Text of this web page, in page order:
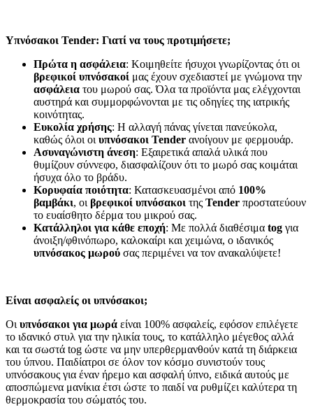
Υπνόσακοι Tender: Γιατί να τους προτιμήσετε;
Πρώτα η ασφάλεια: Κοιμηθείτε ήσυχοι γνωρίζοντας ότι οι
βρεφικοί υπνόσακοί μας έχουν σχεδιαστεί με γνώμονα την
ασφάλεια του μωρού σας. Όλα τα προϊόντα μας ελέγχονται
αυστηρά και συμμορφώνονται με τις οδηγίες της ιατρικής
κοινότητας.
Ευκολία χρήσης: Η αλλαγή πάνας γίνεται πανεύκολα,
καθώς όλοι οιυπνόσακοι Tender ανοίγουν με φερμουάρ.
Ασυναγώνιστη άνεση: Εξαιρετικά απαλά υλικά που
θυμίζουν σύννεφο, διασφαλίζουν ότι το μωρό σας κοιμάται
ήσυχα όλο το βράδυ.
Κορυφαία ποιότητα: Κατασκευασμένοι από 100%
βαμβάκι, οιβρεφικοί υπνόσακοι της Tender προστατεύουν
το ευαίσθητο δέρμα του μικρού σας.
Κατάλληλοι για κάθε εποχή: Με πολλά διαθέσιμα tog για
άνοιξη/φθινόπωρο, καλοκαίρι και χειμώνα, ο ιδανικός
υπνόσακος μωρού σας περιμένει να τον ανακαλύψετε!
Είναι ασφαλείς οι υπνόσακοι;
Οιυπνόσακοι για μωρά είναι 100% ασφαλείς, εφόσον επιλέγετε
το ιδανικό στυλ για την ηλικία τους, το κατάλληλο μέγεθος αλλά
και τα σωστά tog ώστε να μην υπερθερμανθούν κατά τη διάρκεια
του ύπνου. Παιδίατροι σε όλον τον κόσμο συνιστούν τους
υπνόσακους για έναν ήρεμο και ασφαλή ύπνο, ειδικά αυτούς με
αποσπώμενα μανίκια έτσι ώστε το παιδί να ρυθμίζει καλύτερα τη
θερμοκρασία του σώματός του.